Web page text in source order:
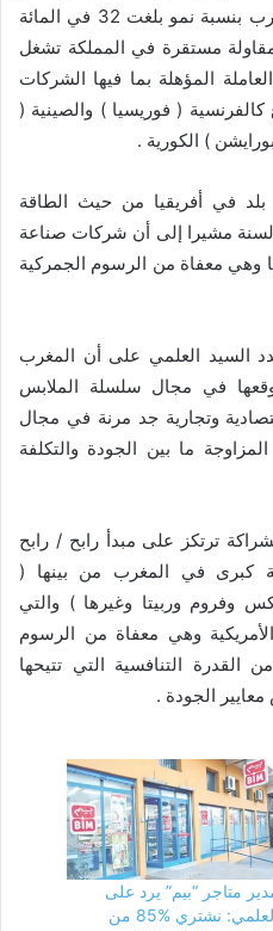
يتعلق بأول قطاع مصدر في المغرب بنسبة نمو بلغت 32 في المائة
وب 250 شركة ومقاولة مستقرة في المملكة تشغل
من اليد العاملة المؤهلة بما فيها الشركات
كالفرنسية ( فوريسيا ) والصينية (
) الكورية .
في أفريقيا من حيث الطاقة
في السنة مشيرا إلى أن شركات صناعة
وهي معفاة من الرسوم الجمركية
السيد العلمي على أن المغرب
في مجال سلسلة الملابس
وتجارية جد مرنة في مجال
ما بين الجودة والتكلفة
ترتكز على مبدأ رابح / رابح
كبرى في المغرب من بينها (
وفروم وربيتا وغيرها ) والتي
وهي معفاة من الرسوم
القدرة التنافسية التي تتيحها
الجودة .
متاجر “بيم” يرد على
العلمي: نشتري %85 من